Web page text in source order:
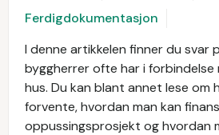
Ferdigdokumentasjon
I denne artikkelen finner du svar
byggherrer ofte har i forbindelse
hus. Du kan blant annet lese om
forvente, hvordan man kan
oppussingsprosjekt og hvordan